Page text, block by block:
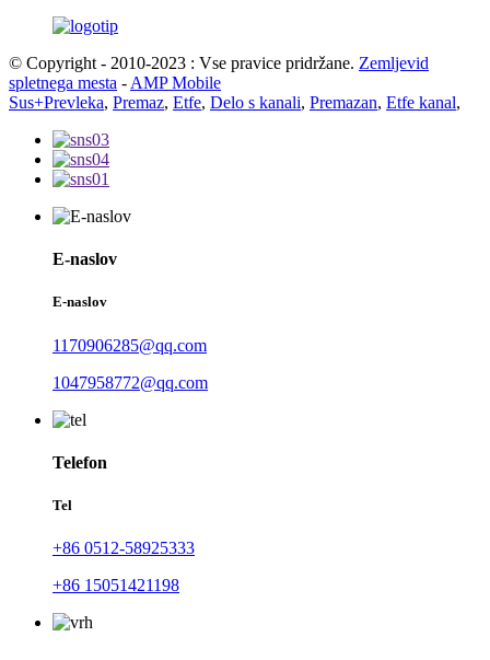
© Copyright - 2010-2023 : Vse pravice pridržane. Zemljevid
spletnega mesta - AMP Mobile
Sus+Prevleka, Premaz, Etfe, Delo s kanali, Premazan, Etfe kanal,
E-naslov
E-naslov
1170906285@qq.com
1047958772@qq.com
Telefon
Tel
+86 0512-58925333
+86 15051421198